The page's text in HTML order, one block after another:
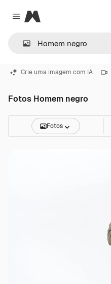
Close menu
Magnific
Crie uma imagem com IA
Fotos Homem negro
Fotos